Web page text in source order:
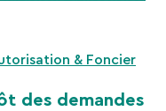
& Foncier
des demandes